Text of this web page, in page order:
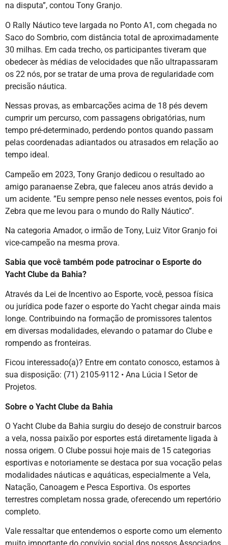
na disputa”, contou Tony Granjo.
O Rally Náutico teve largada no Ponto A1, com chegada no
Saco do Sombrio, com distância total de aproximadamente
30 milhas. Em cada trecho, os participantes tiveram que
obedecer às médias de velocidades que não ultrapassaram
os 22 nós, por se tratar de uma prova de regularidade com
precisão náutica.
Nessas provas, as embarcações acima de 18 pés devem
cumprir um percurso, com passagens obrigatórias, num
tempo pré-determinado, perdendo pontos quando passam
pelas coordenadas adiantados ou atrasados em relação ao
tempo ideal.
Campeão em 2023, Tony Granjo dedicou o resultado ao
amigo paranaense Zebra, que faleceu anos atrás devido a
um acidente. ”Eu sempre penso nele nesses eventos, pois foi
Zebra que me levou para o mundo do Rally Náutico”.
Na categoria Amador, o irmão de Tony, Luiz Vitor Granjo foi
vice-campeão na mesma prova.
Sabia que você também pode patrocinar o Esporte do
Yacht Clube da Bahia?
Através da Lei de Incentivo ao Esporte, você, pessoa física
ou jurídica pode fazer o esporte do Yacht chegar ainda mais
longe. Contribuindo na formação de promissores talentos
em diversas modalidades, elevando o patamar do Clube e
rompendo as fronteiras.
Ficou interessado(a)? Entre em contato conosco, estamos à
sua disposição: (71) 2105-9112 • Ana Lúcia I Setor de
Projetos.
Sobre o Yacht Clube da Bahia
O Yacht Clube da Bahia surgiu do desejo de construir barcos
a vela, nossa paixão por esportes está diretamente ligada à
nossa origem. O Clube possui hoje mais de 15 categorias
esportivas e notoriamente se destaca por sua vocação pelas
modalidades náuticas e aquáticas, especialmente a Vela,
Natação, Canoagem e Pesca Esportiva. Os esportes
terrestres completam nossa grade, oferecendo um repertório
completo.
Vale ressaltar que entendemos o esporte como um elemento